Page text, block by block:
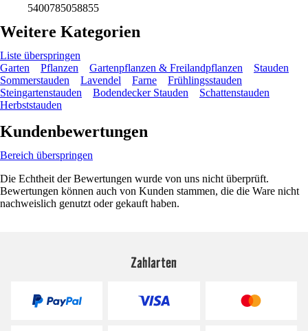
5400785058855
Weitere Kategorien
Liste überspringen
Garten
Pflanzen Gartenpflanzen & Freilandpflanzen
Stauden
Sommerstauden
Lavendel Farne
Frühlingsstauden
Steingartenstauden
Bodendecker Stauden
Schattenstauden
Herbststauden
Kundenbewertungen
Bereich überspringen
Die Echtheit der Bewertungen wurde von uns nicht überprüft.
Bewertungen können auch von Kunden stammen, die die Ware nicht
nachweislich genutzt oder gekauft haben.
Zahlarten